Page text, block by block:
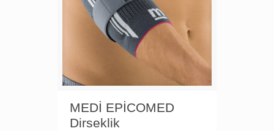
MEDİ EPİCOMED
Dirseklik